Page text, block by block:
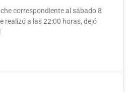
correspondiente al sábado 8
realizó a las 22:00 horas, dejó